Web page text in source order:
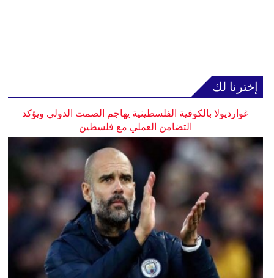
إخترنا لك
غوارديولا بالكوفية الفلسطينية يهاجم الصمت الدولي ويؤكد
التضامن العملي مع فلسطين